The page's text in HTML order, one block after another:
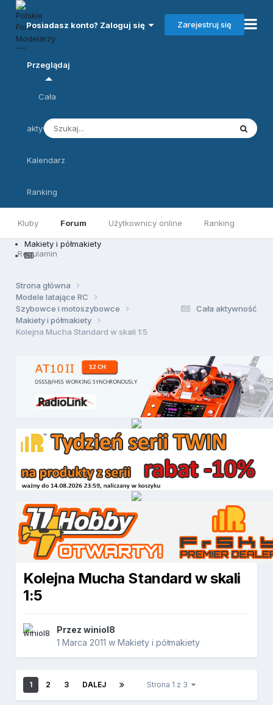
Posiadasz konto? Zaloguj się Zarejestruj się
Przeglądaj
Kluby Forum Użytkownicy online Ranking
Regulamin
Cała
aktywność
Kalendarz
Ranking
Makiety i półmakiety
Cała aktywność
Strona główna
Modele latające RC
Szybowce i motoszybowce
Makiety i półmakiety
Kolejna Mucha Standard w skali 1:5
Kolejna Mucha Standard w skali
1:5
Przezwiniol8
1 Marca 2011 wMakiety i półmakiety
1 2 3 DALEJ Strona 1 z 3